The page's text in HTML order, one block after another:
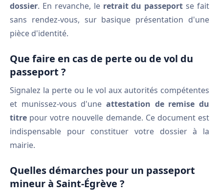
dossier. En revanche, le retrait du passeport se fait
sans rendez-vous, sur basique présentation d'une
pièce d'identité.
Que faire en cas de perte ou de vol du
passeport ?
Signalez la perte ou le vol aux autorités compétentes
et munissez-vous d'une attestation de remise du
titre pour votre nouvelle demande. Ce document est
indispensable pour constituer votre dossier à la
mairie.
Quelles démarches pour un passeport
mineur à Saint-Égrève ?